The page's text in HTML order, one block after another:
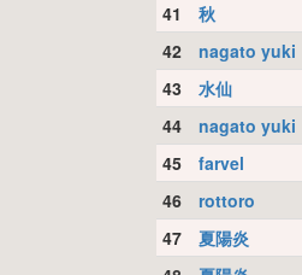
41 秋
42 nagato yuki
43 水仙
44 nagato yuki
45 farvel
46 rottoro
47 夏陽炎